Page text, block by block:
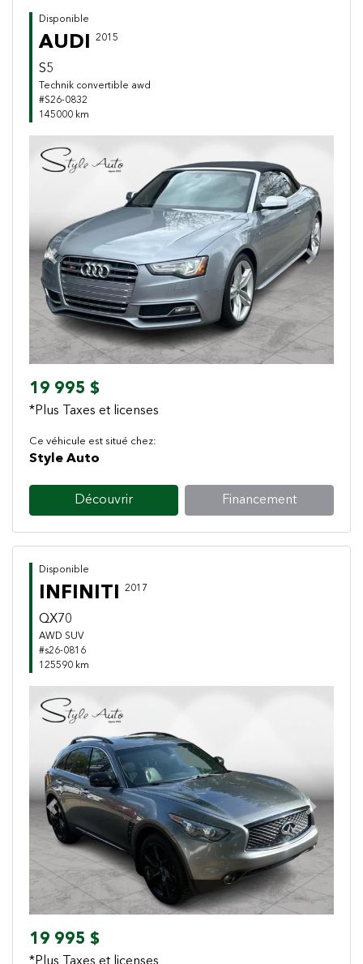
Disponible
AUDI 2015
S5
Technik convertible awd
#S26-0832
145000 km
Previous Next
19 995 $
*Plus Taxes et licenses
Ce véhicule est situé chez:
Style Auto
Découvrir Financement
Disponible
INFINITI 2017
QX70
AWD SUV
#s26-0816
125590 km
Previous Next
19 995 $
*Plus Taxes et licenses